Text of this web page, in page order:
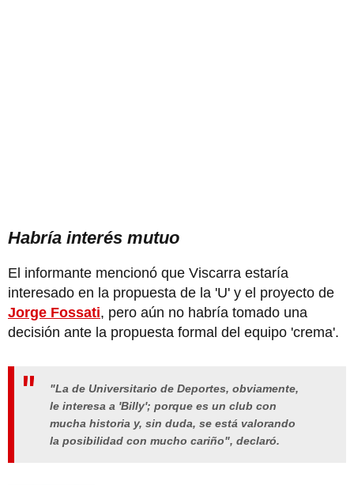
Habría interés mutuo
El informante mencionó que Viscarra estaría
interesado en la propuesta de la 'U' y el proyecto de
Jorge Fossati, pero aún no habría tomado una
decisión ante la propuesta formal del equipo 'crema'.
"La de Universitario de Deportes, obviamente,
le interesa a 'Billy'; porque es un club con
mucha historia y, sin duda, se está valorando
la posibilidad con mucho cariño", declaró.